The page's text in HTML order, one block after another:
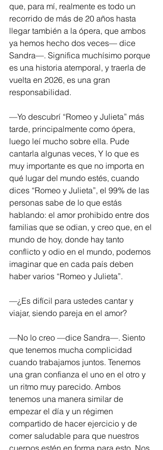
que, para mí, realmente es todo un
recorrido de más de 20 años hasta
llegar también a la ópera, que ambos
ya hemos hecho dos veces— dice
Sandra—. Significa muchísimo porque
es una historia atemporal, y traerla de
vuelta en 2026, es una gran
responsabilidad.
—Yo descubrí “Romeo y Julieta” más
tarde, principalmente como ópera,
luego leí mucho sobre ella. Pude
cantarla algunas veces, Y lo que es
muy importante es que no importa en
qué lugar del mundo estés, cuando
dices “Romeo y Julieta”, el 99% de las
personas sabe de lo que estás
hablando: el amor prohibido entre dos
familias que se odian, y creo que, en el
mundo de hoy, donde hay tanto
conflicto y odio en el mundo, podemos
imaginar que en cada país deben
haber varios “Romeo y Julieta”.
—¿Es difícil para ustedes cantar y
viajar, siendo pareja en el amor?
—No lo creo —dice Sandra—. Siento
que tenemos mucha complicidad
cuando trabajamos juntos. Tenemos
una gran confianza el uno en el otro y
un ritmo muy parecido. Ambos
tenemos una manera similar de
empezar el día y un régimen
compartido de hacer ejercicio y de
comer saludable para que nuestros